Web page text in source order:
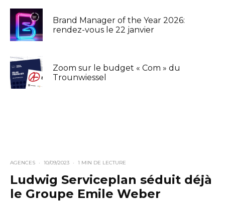
Brand Manager of the Year 2026:
rendez-vous le 22 janvier
Zoom sur le budget « Com » du
Trounwiessel
AGENCES · 10/09/2023 · 1 MIN DE LECTURE
Ludwig Serviceplan séduit déjà
le Groupe Emile Weber